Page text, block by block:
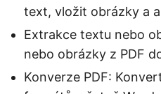
text, vložit obrázky a
Extrakce textu nebo
nebo obrázky z PDF
Konverze PDF: